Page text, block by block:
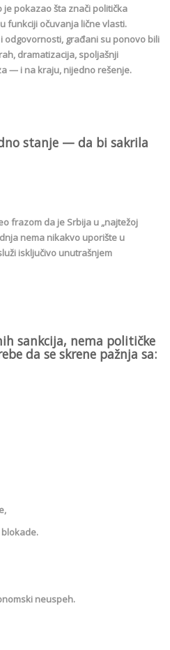
je pokazao šta znači politička
funkciji očuvanja lične vlasti.
odgovornosti, građani su ponovo bili
dramatizacija, spoljašnji
— i na kraju, nijedno rešenje.
stanje — da bi sakrila
frazom da je Srbija u „najtežoj
nema nikakvo uporište u
isključivo unutrašnjem
sankcija, nema političke
da se skrene pažnja sa:
neuspeh.